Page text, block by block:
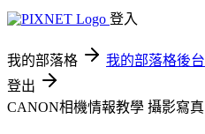
登入
我的部落格 我的部落格後台
登出
CANON相機情報教學 攝影寫真